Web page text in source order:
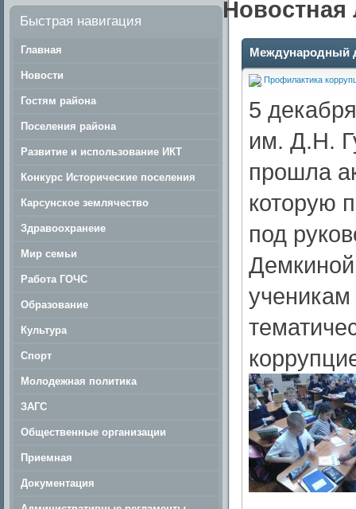
Быстрая навигация
Главная
Новости
Гостям района
Поселения района
Развитие и использование ИКТ
Конкурс Исторические поселения
Карсунское землячество
Здравоохранеие
Мир семьи
Работа ГОЧС
Образование
Культура
Спорт
Молодежная политика
ЗАГС
Общественные организации
Приемная
Документация
Новостная
Международный
Профилактика
5
им. Д.Н.
прошла
которую
под